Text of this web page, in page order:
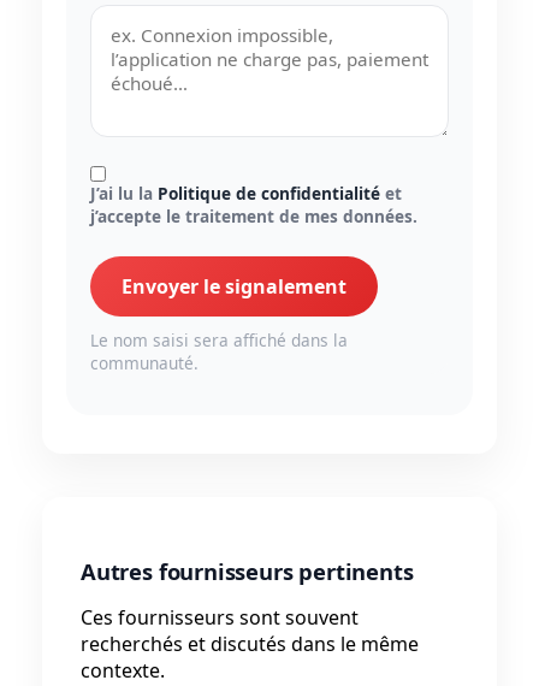
J’ai lu la Politique de confidentialité et
j’accepte le traitement de mes données.
Envoyer le signalement
Le nom saisi sera affiché dans la
communauté.
Autres fournisseurs pertinents
Ces fournisseurs sont souvent
recherchés et discutés dans le même
contexte.